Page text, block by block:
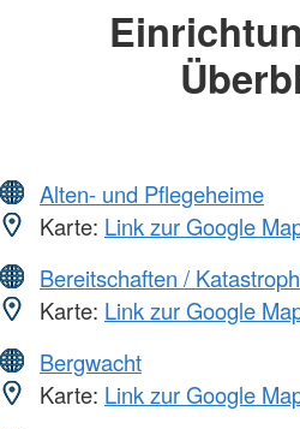
Alten- und Pflegeheime
Karte: Link zur Google
Bereitschaften /
Karte: Link zur Google
Bergwacht
Karte: Link zur Google